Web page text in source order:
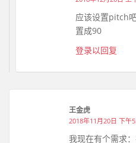
应该设置pitch
置成90
登录以回复
王金虎
2018年11月20日 下午
我现在有个需求